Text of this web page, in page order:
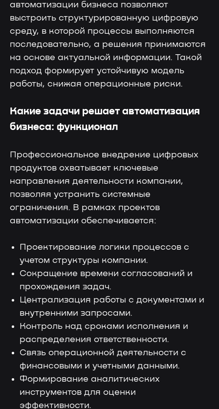
автоматизации бизнеса позволяют
выстроить структурированную цифровую
среду, в которой процессы выполняются
последовательно, а решения принимаются
на основе актуальной информации. Такой
подход формирует устойчивую модель
работы, снижая операционные риски.
Какие задачи решает автоматизация
бизнеса: функционал
Профессиональное внедрение цифровых
продуктов охватывает ключевые
направления деятельности компании,
позволяя устранить системные
ограничения. В рамках проектов
автоматизации обеспечивается:
Проектирование логики процессов с
учетом структуры компании.
Сокращение времени согласований и
прохождения задач.
Централизация работы с документами и
внутренними запросами.
Контроль над сроками исполнения и
распределения ответственности.
Связь операционной деятельности с
финансовыми и учетными данными.
Формирование аналитических
инструментов для оценки
эффективности.
Больше выручки, меньше